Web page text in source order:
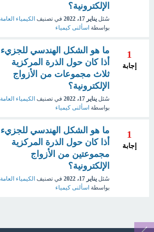
الإلكترونية؟
سُئل يناير 17، 2022 في تصنيف الكيمياء العامة
بواسطة اسألنى كيمياء
1
إجابة
ما هو الشكل الهندسي للجزيء
أذا كان حول الذرة المركزية
ثلاث مجموعات من الأزواج
الإلكترونية؟
سُئل يناير 17، 2022 في تصنيف الكيمياء العامة
بواسطة اسألنى كيمياء
1
إجابة
ما هو الشكل الهندسي للجزيء
أذا كان حول الذرة المركزية
مجموعتين من الأزواج
الإلكترونية؟
سُئل يناير 17، 2022 في تصنيف الكيمياء العامة
بواسطة اسألنى كيمياء